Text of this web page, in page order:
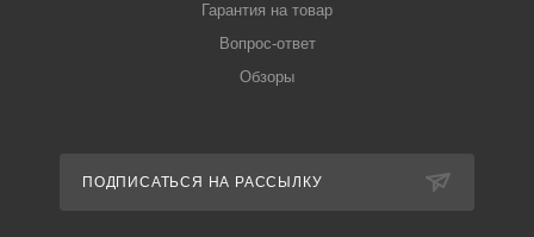
Гарантия на товар
Вопрос-ответ
Обзоры
ПОДПИСАТЬСЯ НА РАССЫЛКУ